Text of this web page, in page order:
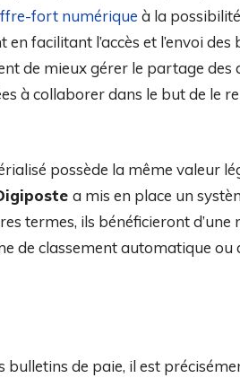
fort numérique à la possibilité
facilitant l’accès et l’envoi des
de mieux gérer le partage des
à collaborer dans le but de le
possède la même valeur
a mis en place un
termes, ils bénéficieront d’une
de classement automatique ou
bulletins de paie, il est